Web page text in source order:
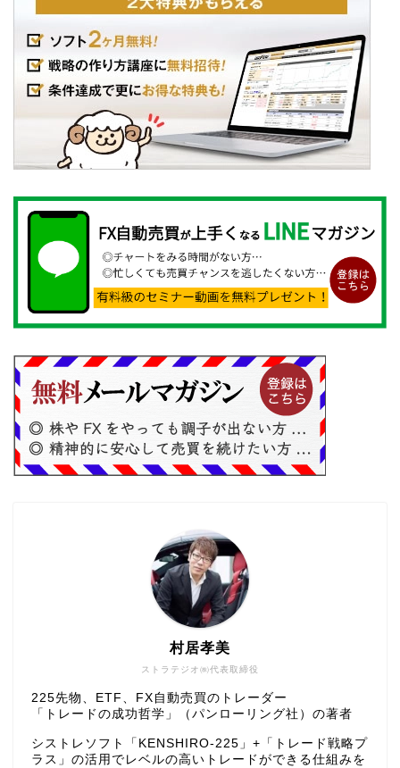
ストラテジオ㈱代表取締役
村居孝美
225先物、ETF、FX自動売買のトレーダー
「トレードの成功哲学」（パンローリング社）の著者
シストレソフト「KENSHIRO-225」+「トレード戦略プ
ラス」の活用でレベルの高いトレードができる仕組みを